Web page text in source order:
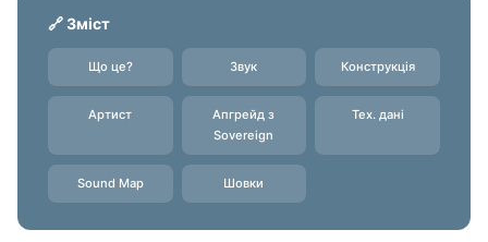
🔗 Зміст
Що це? Звук Конструкція
Артист
Апгрейд з
Sovereign
Тех. дані
Sound Map Шовки